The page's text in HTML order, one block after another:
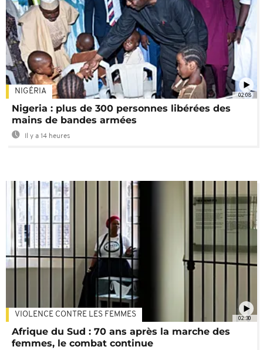
02:08
NIGÉRIA
Nigeria : plus de 300 personnes libérées des
mains de bandes armées
Il y a 14 heures
02:30
VIOLENCE CONTRE LES FEMMES
Afrique du Sud : 70 ans après la marche des
femmes, le combat continue